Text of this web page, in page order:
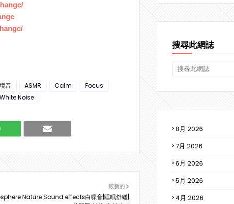
音 ASMR Calm
Focus
White Noise
較新的
Nature Sound effects白噪音|睡眠舒緩|
搜尋此網誌
8月 2026
7月 2026
6月 2026
5月 2026
4月 2026